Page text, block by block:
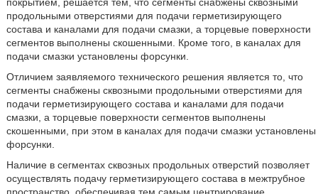
продольными отверстиями для подачи герметизирующего
состава и каналами для подачи смазки, а торцевые поверхности
сегментов выполнены скошенными. Кроме того, в каналах для
подачи смазки установлены форсунки.
Отличием заявляемого технического решения является то, что
сегменты снабжены сквозными продольными отверстиями для
подачи герметизирующего состава и каналами для подачи
смазки, а торцевые поверхности сегментов выполнены
скошенными, при этом в каналах для подачи смазки установлены
форсунки.
Наличие в сегментах сквозных продольных отверстий позволяет
осуществлять подачу герметизирующего состава в межтрубное